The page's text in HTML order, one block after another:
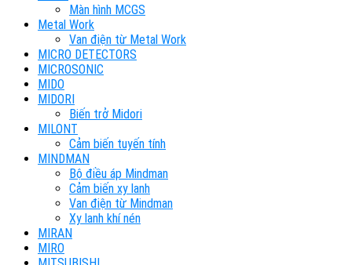
Màn hình MCGS
Metal Work
Van điện từ Metal Work
MICRO DETECTORS
MICROSONIC
MIDO
MIDORI
Biến trở Midori
MILONT
Cảm biến tuyến tính
MINDMAN
Bộ điều áp Mindman
Cảm biến xy lanh
Van điện từ Mindman
Xy lanh khí nén
MIRAN
MIRO